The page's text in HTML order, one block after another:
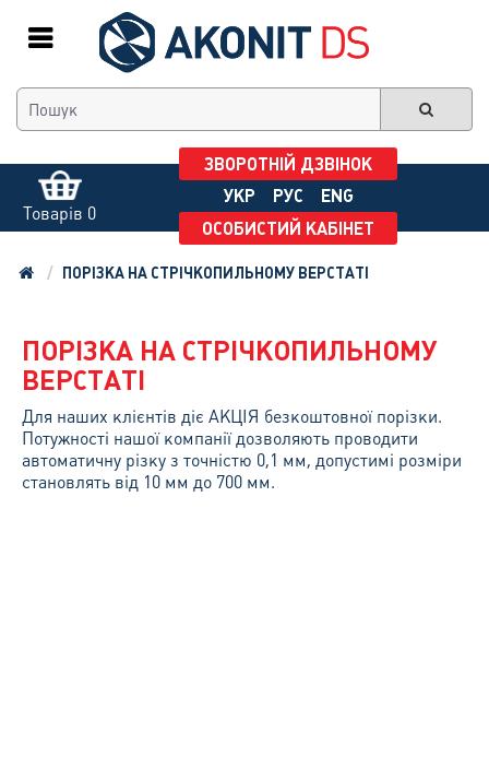
Товарів 0
ЗВОРОТНІЙ ДЗВІНОК
УКР
РУС
ENG
ОСОБИСТИЙ КАБІНЕТ
ПОРІЗКА НА СТРІЧКОПИЛЬНОМУ ВЕРСТАТІ
ПОРІЗКА НА СТРІЧКОПИЛЬНОМУ
ВЕРСТАТІ
Для наших клієнтів діє АКЦІЯ безкоштовної порізки.
Потужності нашої компанії дозволяють проводити
автоматичну різку з точністю 0,1 мм, допустимі розміри
становлять від 10 мм до 700 мм.